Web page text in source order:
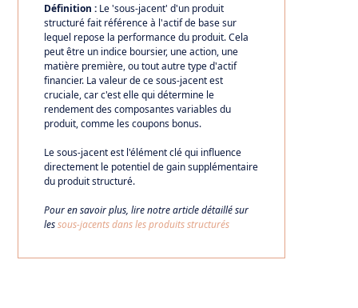
Définition : Le 'sous-jacent' d'un produit
structuré fait référence à l'actif de base sur
lequel repose la performance du produit. Cela
peut être un indice boursier, une action, une
matière première, ou tout autre type d'actif
financier. La valeur de ce sous-jacent est
cruciale, car c'est elle qui détermine le
rendement des composantes variables du
produit, comme les coupons bonus.
Le sous-jacent est l'élément clé qui influence
directement le potentiel de gain supplémentaire
du produit structuré.
Pour en savoir plus, lire notre article détaillé sur
lessous-jacents dans les produits structurés